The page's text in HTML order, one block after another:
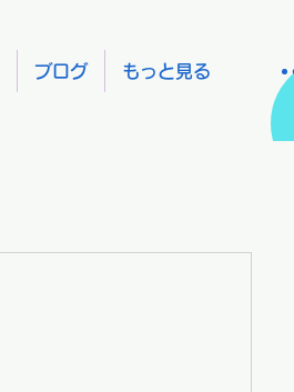
ブログ もっと見る